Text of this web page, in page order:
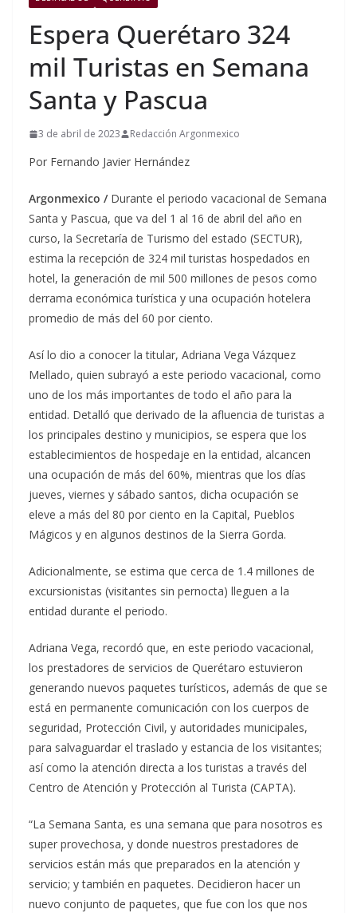
Espera Querétaro 324
mil Turistas en Semana
Santa y Pascua
3 de abril de 2023 Redacción Argonmexico
Por Fernando Javier Hernández
Argonmexico / Durante el periodo vacacional de Semana
Santa y Pascua, que va del 1 al 16 de abril del año en
curso, la Secretaría de Turismo del estado (SECTUR),
estima la recepción de 324 mil turistas hospedados en
hotel, la generación de mil 500 millones de pesos como
derrama económica turística y una ocupación hotelera
promedio de más del 60 por ciento.
Así lo dio a conocer la titular, Adriana Vega Vázquez
Mellado, quien subrayó a este periodo vacacional, como
uno de los más importantes de todo el año para la
entidad. Detalló que derivado de la afluencia de turistas a
los principales destino y municipios, se espera que los
establecimientos de hospedaje en la entidad, alcancen
una ocupación de más del 60%, mientras que los días
jueves, viernes y sábado santos, dicha ocupación se
eleve a más del 80 por ciento en la Capital, Pueblos
Mágicos y en algunos destinos de la Sierra Gorda.
Adicionalmente, se estima que cerca de 1.4 millones de
excursionistas (visitantes sin pernocta) lleguen a la
entidad durante el periodo.
Adriana Vega, recordó que, en este periodo vacacional,
los prestadores de servicios de Querétaro estuvieron
generando nuevos paquetes turísticos, además de que se
está en permanente comunicación con los cuerpos de
seguridad, Protección Civil, y autoridades municipales,
para salvaguardar el traslado y estancia de los visitantes;
así como la atención directa a los turistas a través del
Centro de Atención y Protección al Turista (CAPTA).
“La Semana Santa, es una semana que para nosotros es
super provechosa, y donde nuestros prestadores de
servicios están más que preparados en la atención y
servicio; y también en paquetes. Decidieron hacer un
nuevo conjunto de paquetes, que fue con los que nos